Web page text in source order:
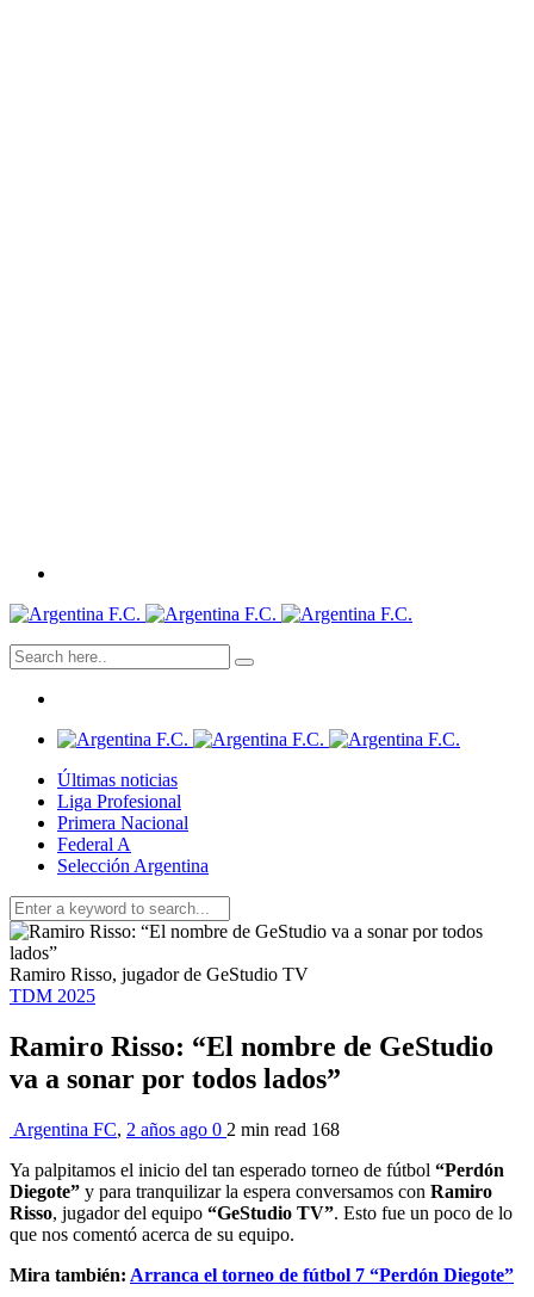
Últimas noticias
Liga Profesional
Primera Nacional
Federal A
Selección Argentina
Ramiro Risso, jugador de GeStudio TV
TDM 2025
Ramiro Risso: “El nombre de GeStudio
va a sonar por todos lados”
Argentina FC, 2 años ago 0 2 min read 168
Ya palpitamos el inicio del tan esperado torneo de fútbol “Perdón
Diegote” y para tranquilizar la espera conversamos con Ramiro
Risso, jugador del equipo “GeStudio TV”. Esto fue un poco de lo
que nos comentó acerca de su equipo.
Mira también: Arranca el torneo de fútbol 7 “Perdón Diegote”